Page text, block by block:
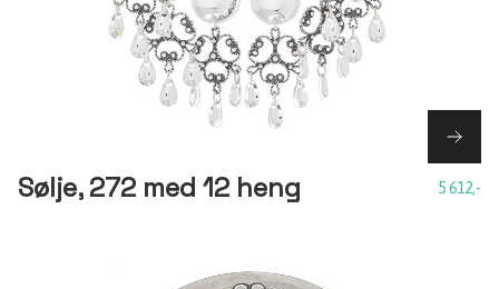
Sølje, 272 med 12 heng 5 612,-